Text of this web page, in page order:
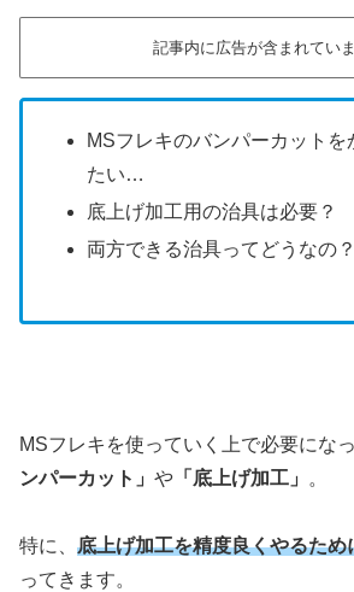
記事内に広告が含まれていま
MSフレキのバンパーカットを
たい…
底上げ加工用の治具は必要？
両方できる治具ってどうなの？
MSフレキを使っていく上で必要にな
ンパーカット」 や 「底上げ加工」 。
特に、 底上げ加工を精度良くやるため
ってきます。